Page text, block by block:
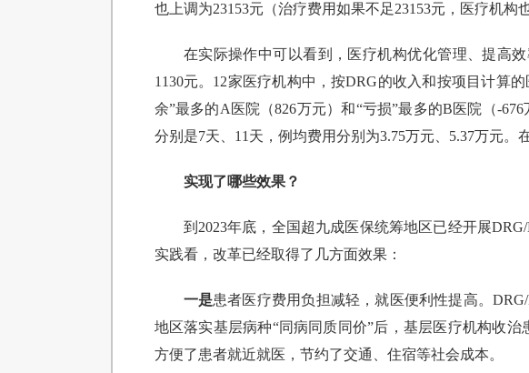
也上调为23153元（治疗费用如果不足23153元，医疗机构
在实际操作中可以看到，医疗机构优化管理、提高
1130元。12家医疗机构中，按DRG的收入和按项目计算
余”最多的A医院（826万元）和“亏损”最多的B医院（-
分别是7天、11天，例均费用分别为3.75万元、5.37万元。
实现了哪些效果？
到2023年底，全国超九成医保统筹地区已经开展
实践看，改革已经取得了几方面效果：
一是患者医疗费用负担减轻，就医便利性提高。
地区落实基层病种“同病同质同价”后，基层医疗机构收
方便了患者就近就医，节约了交通、住宿等社会成本。